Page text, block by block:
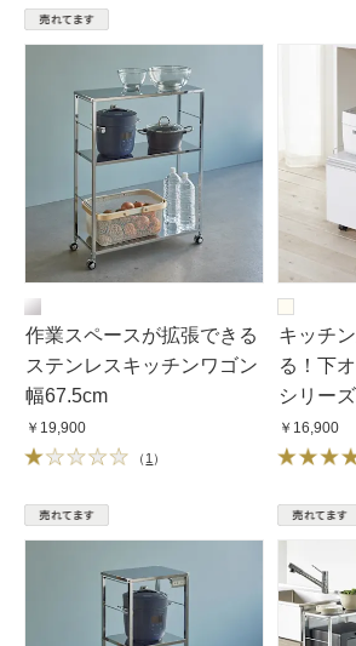
作業スペースが拡張できる
ステンレスキッチンワゴン
幅67.5cm
￥19,900
（ 1 ）
キッチ
る！下
シリー
￥16,900